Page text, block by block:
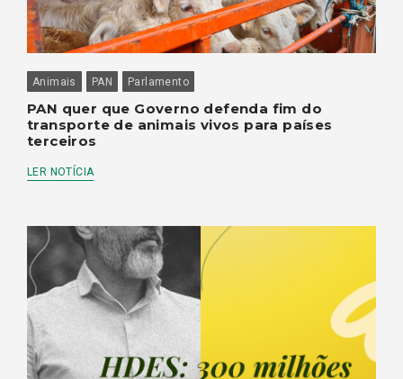
Animais PAN Parlamento
PAN quer que Governo defenda fim do
transporte de animais vivos para países
terceiros
LER NOTÍCIA